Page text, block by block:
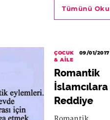
Tümünü Oku
ÇOCUK
& AILE
09/01/2017
Romantik
İslamcılara
Reddiye